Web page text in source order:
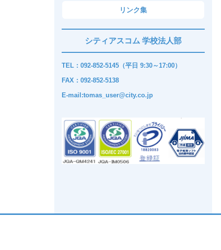
リンク集
シティアスコム 学校法人部
TEL：092-852-5145（平日 9:30～17:00）
FAX：092-852-5138
E-mail:tomas_user@city.co.jp